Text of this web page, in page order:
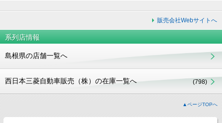
販売会社Webサイトへ
系列店情報
島根県の店舗一覧へ
西日本三菱自動車販売（株）の在庫一覧へ (798)
▲ページTOPへ